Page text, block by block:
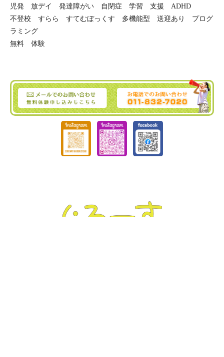
児発 放デイ 発達障がい 自閉症 学習 支援 ADHD
不登校 すらら すてむぼっくす 多機能型 送迎あり プログ
ラミング
無料 体験